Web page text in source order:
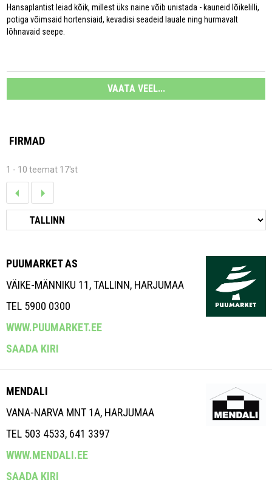
Hansaplantist leiad kõik, millest üks naine võib unistada - kauneid lõikelilli,
potiga võimsaid hortensiaid, kevadisi seadeid lauale ning hurmavalt
lõhnavaid seepe.
VAATA VEEL...
FIRMAD
1 - 10 teemat 17'st
PUUMARKET AS
VÄIKE-MÄNNIKU 11, TALLINN, HARJUMAA
TEL 5900 0300
WWW.PUUMARKET.EE
SAADA KIRI
MENDALI
VANA-NARVA MNT 1A, HARJUMAA
TEL 503 4533, 641 3397
WWW.MENDALI.EE
SAADA KIRI